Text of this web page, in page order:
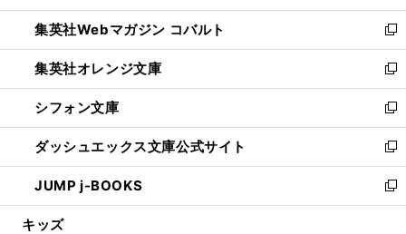
開
く
ウ
で
開
く
ン
ド
ウ
で
開
く
ウ
ィ
ン
ド
ウ
で
開
く
集英社Webマガジン コバルト
新
し
い
ウ
ィ
ン
ド
ウ
で
開
集英社オレンジ文庫
新
し
い
ウ
ィ
ン
ド
ウ
シフォン文庫
新
し
い
ウ
ィ
ン
ダッシュエックス文庫公式サイト
新
し
い
ウ
JUMP j-BOOKS
新
し
キッズ